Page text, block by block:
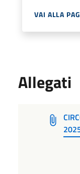
VAI ALLA
Allegati